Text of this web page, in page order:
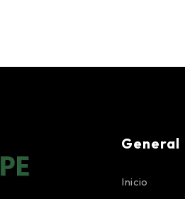
General
Inicio